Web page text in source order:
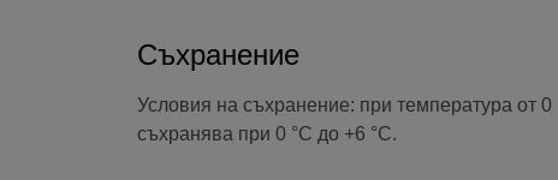
Съхранение
Условия на съхранение: при температура от
съхранява при 0 °С до +6 °С.